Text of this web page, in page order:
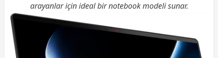
arayanlar için ideal bir notebook modeli sunar.